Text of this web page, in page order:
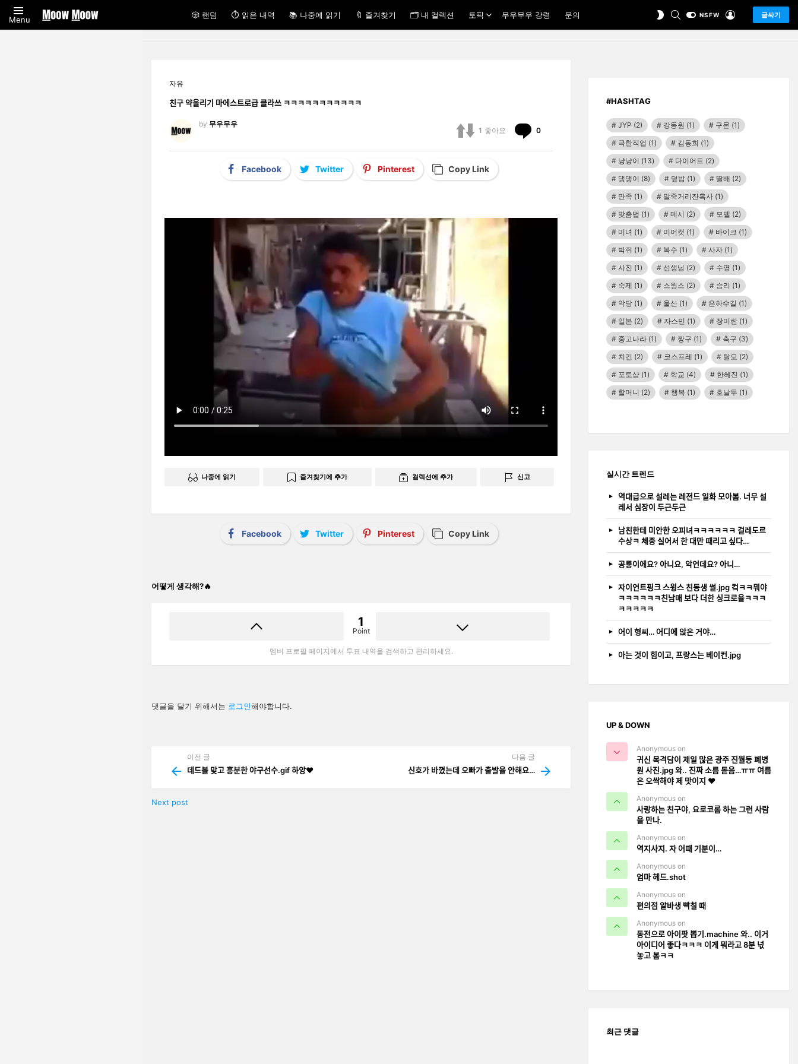
Menu 🎲 랜덤 ⏱ 읽은 내역 📚 나중에 읽기 🔖 즐겨찾기 🗂 내 컬렉션 토픽 무우무우 강령 문의
SWITCHSEARCHNSFW 글싸기
자유
친구 약올리기 마에스트로급 클라쓰 ㅋㅋㅋㅋㅋㅋㅋㅋㅋㅋㅋ
by 무우무우
1 좋아요 0
Facebook Twitter Pinterest Copy Link
나중에 읽기 즐겨찾기에 추가 컬렉션에 추가 신고
Facebook Twitter Pinterest Copy Link
어떻게 생각해?🔥
1
Point
멤버 프로필 페이지에서 투표 내역을 검색하고 관리하세요.
답
글
댓글을 달기 위해서는 로그인해야합니다.
more
이전 글
데드볼 맞고 흥분한 야구선수.gif 하앙❤️
다음 글
신호가 바꼈는데 오빠가 출발을 안해요…
Next post
#HASHTAG
JYP (2) 강동원 (1) 구몬 (1)
극한직업 (1) 김동희 (1)
냥냥이 (13) 다이어트 (2)
댕댕이 (8) 덮밥 (1) 딸배 (2)
만족 (1) 말죽거리잔혹사 (1)
맞춤법 (1) 메시 (2) 모델 (2)
미녀 (1) 미어캣 (1) 바이크 (1)
박쥐 (1) 복수 (1) 사자 (1)
사진 (1) 선생님 (2) 수영 (1)
숙제 (1) 스윙스 (2) 승리 (1)
악당 (1) 울산 (1) 은하수길 (1)
일본 (2) 자스민 (1) 장미란 (1)
중고나라 (1) 짱구 (1) 축구 (3)
치킨 (2) 코스프레 (1) 탈모 (2)
포토샵 (1) 학교 (4) 한혜진 (1)
할머니 (2) 행복 (1) 호날두 (1)
실시간 트렌드
역대급으로 설레는 레전드 일화 모아봄. 너무 설
레서 심장이 두근두근
남친한테 미안한 오피녀ㅋㅋㅋㅋㅋㅋ 걸레도르
수상ㅋ 체중 실어서 한 대만 때리고 싶다…
공룡이에요? 아니요, 악언데요? 아니…
자이언트핑크 스윙스 친동생 썰.jpg 컼ㅋㅋ뭐야
ㅋㅋㅋㅋㅋㅋ친남매 보다 더한 싱크로율ㅋㅋㅋ
ㅋㅋㅋㅋㅋ
어이 형씨… 어디에 앉은 거야…
아는 것이 힘이고, 프랑스는 베이컨.jpg
UP & DOWN
Anonymous on
귀신 목격담이 제일 많은 광주 진월동 폐병
원 사진.jpg 와.. 진짜 소름 돋음…ㅠㅠ 여름
은 오싹해야 제 맛이지 ❤️
Anonymous on
사랑하는 친구야, 요로코롬 하는 그런 사람
을 만나.
Anonymous on
역지사지. 자 어때 기분이…
Anonymous on
엄마 헤드.shot
Anonymous on
편의점 알바생 빡칠 때
Anonymous on
동전으로 아이팟 뽑기.machine 와.. 이거
아이디어 좋다ㅋㅋㅋ 이게 뭐라고 8분 넋
놓고 봄ㅋㅋ
최근 댓글